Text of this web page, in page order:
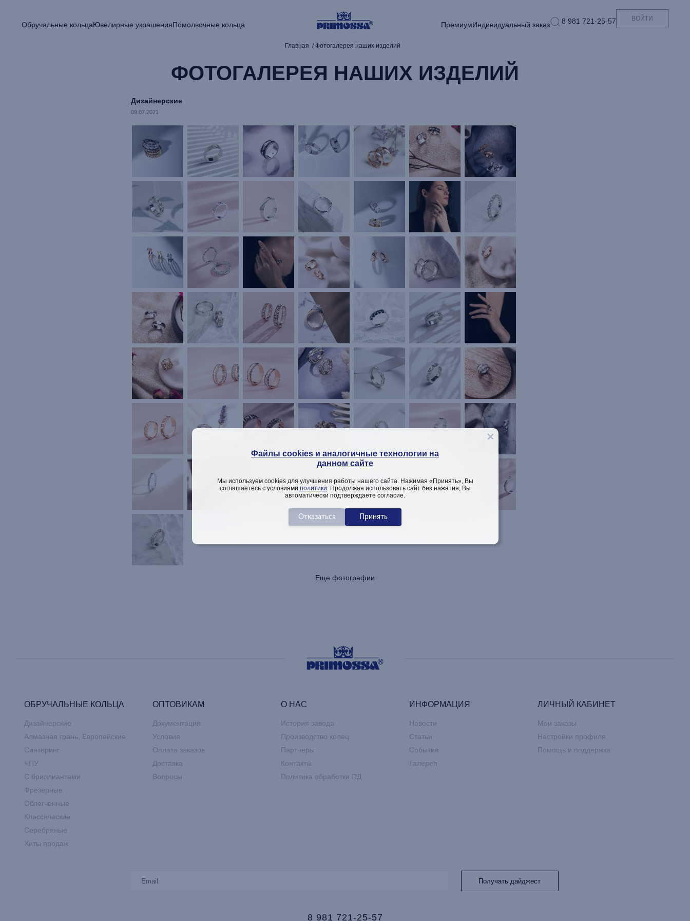
Обручальные кольцаЮвелирные украшенияПомолвочные кольца ПремиумИндивидуальный заказ 8 981 721-25-57 ВОЙТИ
Главная Фотогалерея наших изделий
ФОТОГАЛЕРЕЯ НАШИХ ИЗДЕЛИЙ
Дизайнерские
09.07.2021
Еще фотографии
ОБРУЧАЛЬНЫЕ КОЛЬЦА
Дизайнерские
Алмазная грань, Европейские
Синтеринг
ЧПУ
С бриллиантами
Фрезерные
Облегченные
Классические
Серебряные
Хиты продаж
ОПТОВИКАМ
Документация
Условия
Оплата заказов
Доставка
Вопросы
О НАС
История завода
Производство колец
Партнеры
Контакты
Политика обработки ПД
ИНФОРМАЦИЯ
Новости
Статьи
События
Галерея
ЛИЧНЫЙ КАБИНЕТ
Мои заказы
Настройки профиля
Помощь и поддержка
8 981 721-25-57
Файлы cookies и аналогичные технологии на
данном сайте
Мы используем cookies для улучшения работы нашего сайта. Нажимая «Принять», Вы
соглашаетесь с условиями политики . Продолжая использовать сайт без нажатия, Вы
автоматически подтверждаете согласие.